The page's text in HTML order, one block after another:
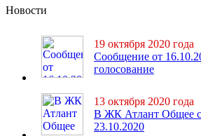
Новости
19 октября 2020 года
Сообщение от
голосование
13 октября 2020 года
В ЖК Атлант Общее
23.10.2020